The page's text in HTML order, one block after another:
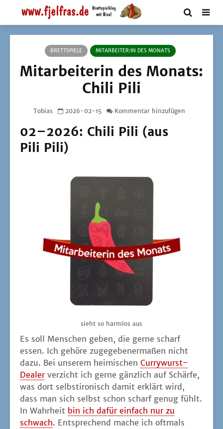
BRETTSPIELE MITARBEITER:IN DES MONATS
Mitarbeiterin des Monats:
Chili Pili
Tobias 2026-02-15 Kommentar hinzufügen
02–2026: Chili Pili (aus
Pili Pili)
sieht so harm­los aus
Es soll Men­schen geben, die ger­ne scharf
essen. Ich gehö­re zuge­ge­be­ner­ma­ßen nicht
dazu. Bei unse­rem hei­mi­schen Cur­ry­wurst-
Dea­lerver­zicht ich ger­ne gänz­lich auf Schär­fe,
was dort selbst­iro­nisch damit erklärt wird,
dass man sich selbst schon scharf genug fühlt.
In Wahr­heit bin ich dafür ein­fach nur zu
schwach. Ent­spre­chend mache ich oft­mals